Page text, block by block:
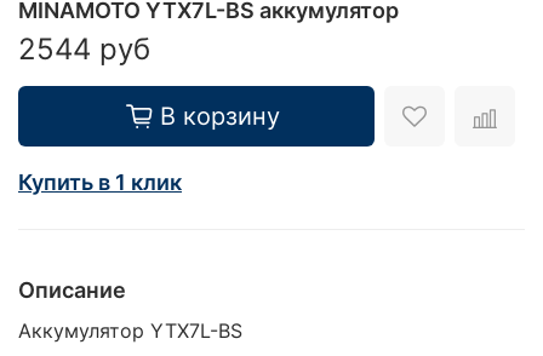
MINAMOTO YTX7L-BS аккумулятор
2544 руб
В корзину
Купить в 1 клик
Описание
Аккумулятор YTX7L-BS